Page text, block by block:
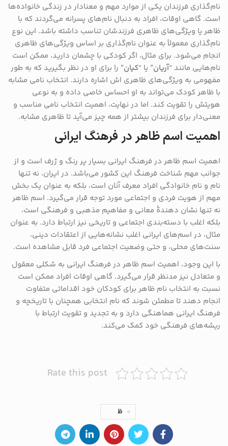
نام‌گذاری فرزندان یکی از موارد مهم و معنادار در زندگی خانواده‌ها
است. گاهی اوقات، افراد به دنبال نام‌های پسرانه می‌گردند که با
ظاهر یا ویژگی‌های ظاهری فرزندشان تناسب داشته باشد. این نوع
نام‌گذاری معمولاً به عنوان نام‌گذاری بر اساس ویژگی‌های ظاهری
انجام می‌شود. برای مثال، اگر کودکی با چشمان دارید، ممکن است
نام‌هایی مانند “آریان” یا “کیان” را برای او در نظر بگیرید که به طور
مفهومی به ویژگی‌های ظاهری اش اشاره دارند. انتخاب نامی مشابه
با ظاهر کودک می‌تواند به او احساس خاصی داده و به نوعی
هویتش را تقویت کند. اما در نهایت، اهمیت انتخاب نامی مناسب و
معنی‌دار برای فرزندان بیشتر از همه چیز می‌آید تا ظاهری مشابه.
اهمیت اسم ظاهر در فرهنگ ایرانی
اهمیت اسم ظاهر در فرهنگ ایرانی بسیار پر رنگ و ژرف است و از
جوانب مهم شناخت فرهنگ این کشور می‌باشد. در ایران، نه تنها
نام و نام خانوادگی افراد معرف آنان است، بلکه به عنوان یک بخش
مهم از هویت فردی و اجتماعی مورد توجه قرار می‌گیرد. اسم ظاهر
نه تنها نشان‌ دهندهٔ معانی و مفاهیم مذهبی و فرهنگی است،
بلکه اغلب با دسته‌بندی اجتماعی و تاریخی نیز ارتباط دارد. به عنوان
مثال، در اسم‌های ایرانی اغلب نشانه‌هایی از اعتقادات دینی،
سنت‌های محلی، و حتی وضعیت اجتماعی فرد قابل مشاهده است.
با این وجود، اهمیت اسم ظاهر در فرهنگ ایرانی به شکلی معقول
و متعادل نیز مدنظر قرار می‌گیرد. گاهی اوقات افراد ممکن است
نسبت به انتخاب نام ظاهر برای کودکان خود اقداماتی متفاوت
انجام دهند تا مطمئن شوند که نام انتخابی همچنان با تاریخچه و
فرهنگ ایرانی هماهنگی دارد و به تجدید و تقویت ارتباط با
ریشه‌های فرهنگی خود کمک می‌کند.
Rate this post
ظ